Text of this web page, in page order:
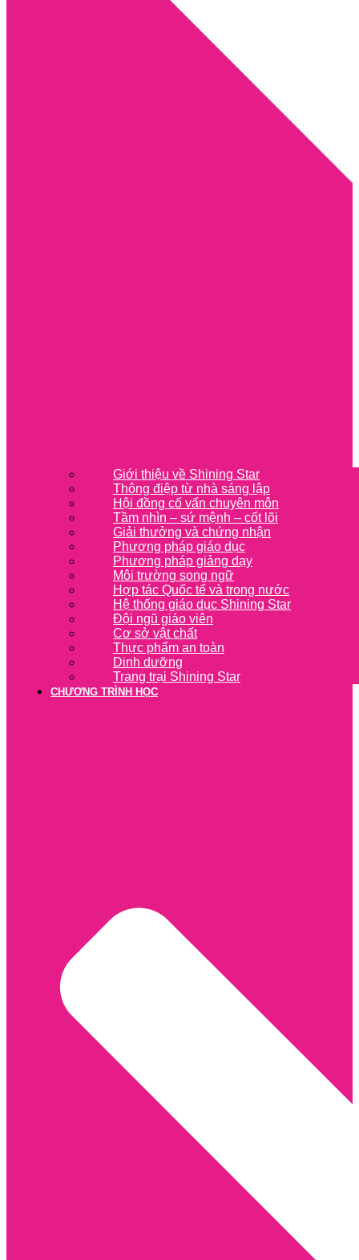
Giới thiệu về Shining Star
Thông điệp từ nhà sáng lập
Hội đồng cố vấn chuyên môn
Tầm nhìn – sứ mệnh – cốt lõi
Giải thưởng và chứng nhận
Phương pháp giáo dục
Phương pháp giảng dạy
Môi trường song ngữ
Hợp tác Quốc tế và trong nước
Hệ thống giáo dục Shining Star
Đội ngũ giáo viên
Cơ sở vật chất
Thực phẩm an toàn
Dinh dưỡng
Trang trại Shining Star
CHƯƠNG TRÌNH HỌC